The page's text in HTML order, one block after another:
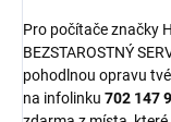
Pro počítače značky
BEZSTAROSTNÝ
pohodlnou opravu
na infolinku 702 147